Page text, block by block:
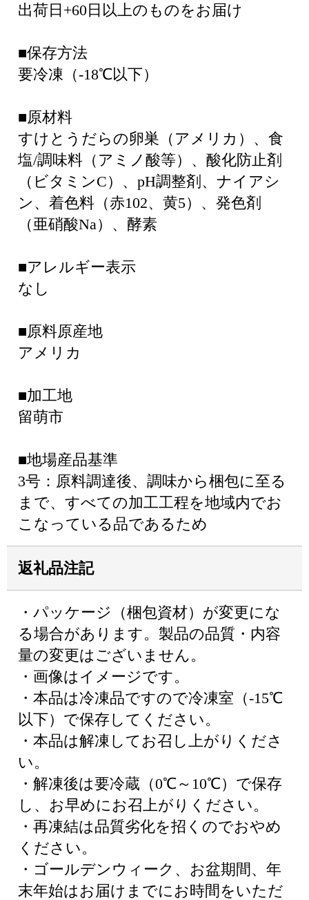
出荷日+60日以上のものをお届け
■保存方法
要冷凍（-18℃以下）
■原材料
すけとうだらの卵巣（アメリカ）、食
塩/調味料（アミノ酸等）、酸化防止剤
（ビタミンC）、pH調整剤、ナイアシ
ン、着色料（赤102、黄5）、発色剤
（亜硝酸Na）、酵素
■アレルギー表示
なし
■原料原産地
アメリカ
■加工地
留萌市
■地場産品基準
3号：原料調達後、調味から梱包に至る
まで、すべての加工工程を地域内でお
こなっている品であるため
返礼品注記
・パッケージ（梱包資材）が変更にな
る場合があります。製品の品質・内容
量の変更はございません。
・画像はイメージです。
・本品は冷凍品ですので冷凍室（-15℃
以下）で保存してください。
・本品は解凍してお召し上がりくださ
い。
・解凍後は要冷蔵（0℃～10℃）で保存
し、お早めにお召上がりください。
・再凍結は品質劣化を招くのでおやめ
ください。
・ゴールデンウィーク、お盆期間、年
末年始はお届けまでにお時間をいただ